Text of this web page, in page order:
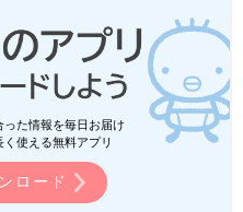
た情報を毎日お届け
使える無料アプリ
ロード